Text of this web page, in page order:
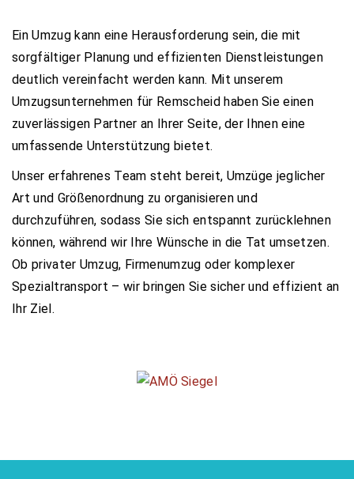
Ein Umzug kann eine Herausforderung sein, die mit
sorgfältiger Planung und effizienten Dienstleistungen
deutlich vereinfacht werden kann. Mit unserem
Umzugsunternehmen für Remscheid haben Sie einen
zuverlässigen Partner an Ihrer Seite, der Ihnen eine
umfassende Unterstützung bietet.
Unser erfahrenes Team steht bereit, Umzüge jeglicher
Art und Größenordnung zu organisieren und
durchzuführen, sodass Sie sich entspannt zurücklehnen
können, während wir Ihre Wünsche in die Tat umsetzen.
Ob privater Umzug, Firmenumzug oder komplexer
Spezialtransport – wir bringen Sie sicher und effizient an
Ihr Ziel.